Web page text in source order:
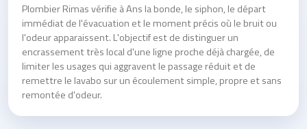
Plombier Rimas vérifie à Ans la bonde, le siphon, le départ
immédiat de l'évacuation et le moment précis où le bruit ou
l'odeur apparaissent. L'objectif est de distinguer un
encrassement très local d'une ligne proche déjà chargée, de
limiter les usages qui aggravent le passage réduit et de
remettre le lavabo sur un écoulement simple, propre et sans
remontée d'odeur.